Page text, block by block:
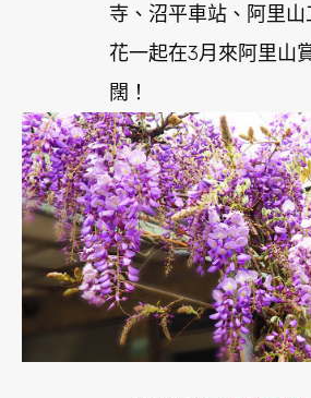
寺、沼平車站、阿里
花一起在3月來阿里山
闊！